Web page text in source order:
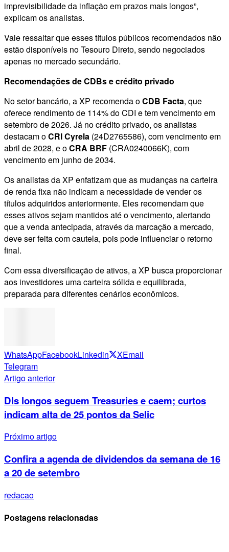
imprevisibilidade da inflação em prazos mais longos”,
explicam os analistas.
Vale ressaltar que esses títulos públicos recomendados não
estão disponíveis no Tesouro Direto, sendo negociados
apenas no mercado secundário.
Recomendações de CDBs e crédito privado
No setor bancário, a XP recomenda oCDB Facta, que
oferece rendimento de 114% do CDI e tem vencimento em
setembro de 2026. Já no crédito privado, os analistas
destacam oCRI Cyrela (24D2765586), com vencimento em
abril de 2028, e oCRA BRF (CRA0240066K), com
vencimento em junho de 2034.
Os analistas da XP enfatizam que as mudanças na carteira
de renda fixa não indicam a necessidade de vender os
títulos adquiridos anteriormente. Eles recomendam que
esses ativos sejam mantidos até o vencimento, alertando
que a venda antecipada, através da marcação a mercado,
deve ser feita com cautela, pois pode influenciar o retorno
final.
Com essa diversificação de ativos, a XP busca proporcionar
aos investidores uma carteira sólida e equilibrada,
preparada para diferentes cenários econômicos.
WhatsAppFacebookLinkedin XEmail
Telegram
Artigo anterior
DIs longos seguem Treasuries e caem; curtos
indicam alta de 25 pontos da Selic
Próximo artigo
Confira a agenda de dividendos da semana de 16
a 20 de setembro
redacao
Postagens relacionadas